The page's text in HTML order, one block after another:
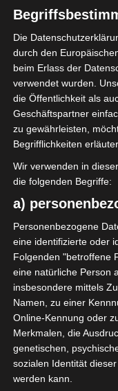
2026/2027
Ligue 1
2026/
22. und
3. Juli 2026
2026/2027,FTF,
Der Tunesische
Ligue 1 ein
Datum des
zu informieren.
Die FTF
Spieltag der
Die
durch den
beim Erlass der
verwendet wurden.
die Öffentlichkeit als
Geschäftspartner
zu gewährleisten,
Begrifflichkeiten
Wir verwenden in
die folgenden Begriffe:
a)
Personenbezogene
eine identifizierte oder
Folgenden "betroffene
eine natürliche Person
insbesondere mittels
Namen, zu einer
Online-Kennung oder
Merkmalen, die
genetischen,
sozialen Identität
werden kann.